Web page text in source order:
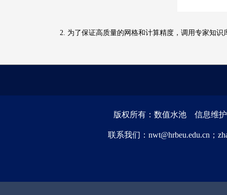
2. 为了保证高质量的网格和计算精度，调用专家知
版权所有：数值水池 信息维
联系我们：nwt@hrbeu.edu.cn；